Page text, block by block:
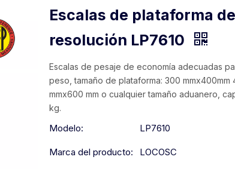
Escalas de plataforma
resolución LP7610
Escalas de pesaje de economía adecuadas
peso, tamaño de plataforma: 300 mmx400mm
mmx600 mm o cualquier tamaño aduanero,
kg.
Modelo: LP7610
Marca del producto: LOCOSC